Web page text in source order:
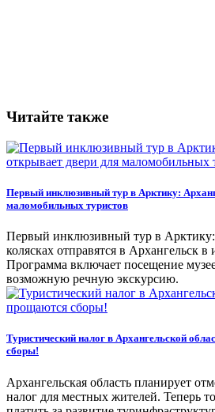
Читайте также
Первый инклюзивный тур в Арктику:
маломобильных туристов
Первый инклюзивный тур в Арктику:
колясках отправятся в Архангельск
Программа включает посещение
возможную речную экскурсию.
Туристический налог в Архангельской
сборы!
Архангельская область планирует
налог для местных жителей. Теперь